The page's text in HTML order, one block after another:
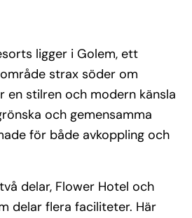
ligger i Golem, ett
strax söder om
en stilren och modern känsla
och gemensamma
för både avkoppling och
delar, Flower Hotel och
delar flera faciliteter. Här